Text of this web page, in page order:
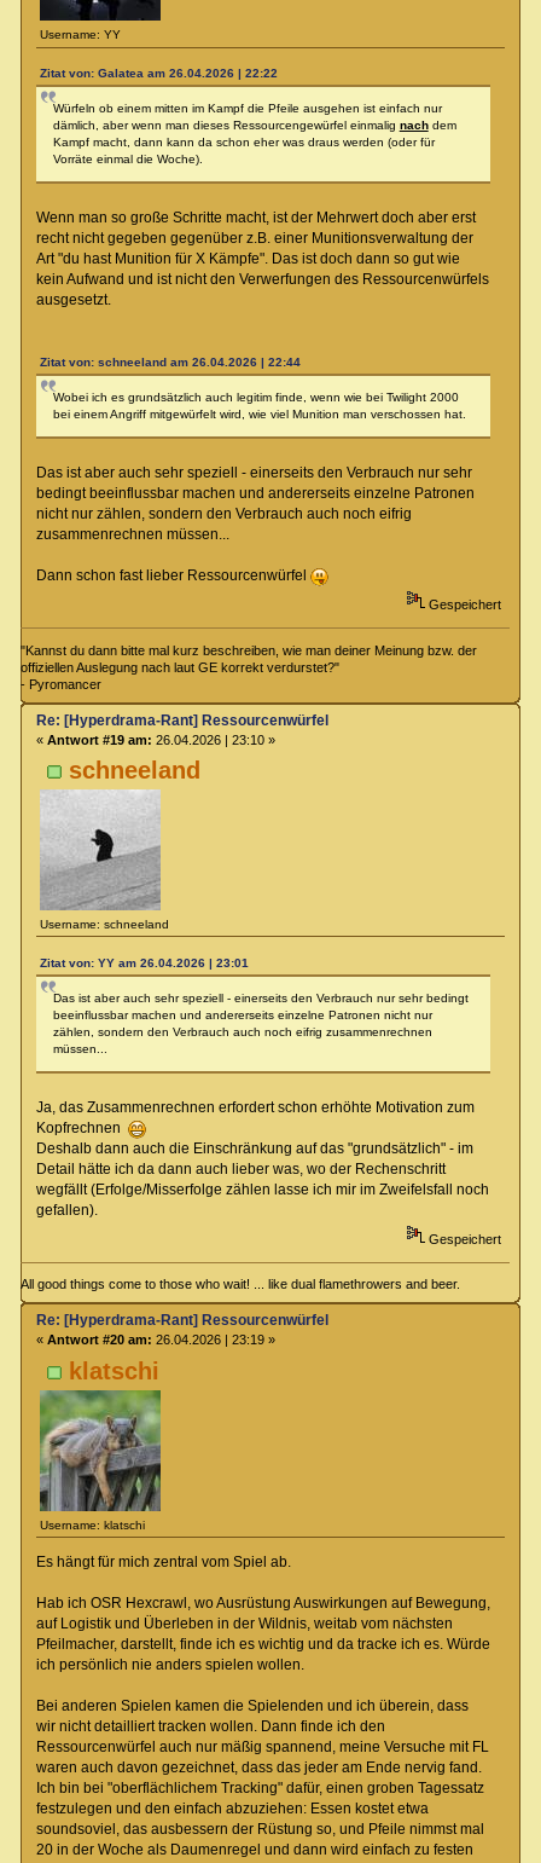
Username: YY
Zitat von: Galatea am 26.04.2026 | 22:22
Würfeln ob einem mitten im Kampf die Pfeile ausgehen ist einfach nur
dämlich, aber wenn man dieses Ressourcengewürfel einmalig nachdem
Kampf macht, dann kann da schon eher was draus werden (oder für
Vorräte einmal die Woche).
Wenn man so große Schritte macht, ist der Mehrwert doch aber erst
recht nicht gegeben gegenüber z.B. einer Munitionsverwaltung der
Art "du hast Munition für X Kämpfe". Das ist doch dann so gut wie
kein Aufwand und ist nicht den Verwerfungen des Ressourcenwürfels
ausgesetzt.
Zitat von: schneeland am 26.04.2026 | 22:44
Wobei ich es grundsätzlich auch legitim finde, wenn wie bei Twilight 2000
bei einem Angriff mitgewürfelt wird, wie viel Munition man verschossen hat.
Das ist aber auch sehr speziell - einerseits den Verbrauch nur sehr
bedingt beeinflussbar machen und andererseits einzelne Patronen
nicht nur zählen, sondern den Verbrauch auch noch eifrig
zusammenrechnen müssen...
Dann schon fast lieber Ressourcenwürfel
Gespeichert
"Kannst du dann bitte mal kurz beschreiben, wie man deiner Meinung bzw. der
offiziellen Auslegung nach laut GE korrekt verdurstet?"
- Pyromancer
schneeland
Username: schneeland
Re: [Hyperdrama-Rant] Ressourcenwürfel
« Antwort #19 am: 26.04.2026 | 23:10 »
Zitat von: YY am 26.04.2026 | 23:01
Das ist aber auch sehr speziell - einerseits den Verbrauch nur sehr bedingt
beeinflussbar machen und andererseits einzelne Patronen nicht nur
zählen, sondern den Verbrauch auch noch eifrig zusammenrechnen
müssen...
Ja, das Zusammenrechnen erfordert schon erhöhte Motivation zum
Kopfrechnen
Deshalb dann auch die Einschränkung auf das "grundsätzlich" - im
Detail hätte ich da dann auch lieber was, wo der Rechenschritt
wegfällt (Erfolge/Misserfolge zählen lasse ich mir im Zweifelsfall noch
gefallen).
Gespeichert
All good things come to those who wait! ... like dual flamethrowers and beer.
klatschi
Username: klatschi
Re: [Hyperdrama-Rant] Ressourcenwürfel
« Antwort #20 am: 26.04.2026 | 23:19 »
Es hängt für mich zentral vom Spiel ab.
Hab ich OSR Hexcrawl, wo Ausrüstung Auswirkungen auf Bewegung,
auf Logistik und Überleben in der Wildnis, weitab vom nächsten
Pfeilmacher, darstellt, finde ich es wichtig und da tracke ich es. Würde
ich persönlich nie anders spielen wollen.
Bei anderen Spielen kamen die Spielenden und ich überein, dass
wir nicht detailliert tracken wollen. Dann finde ich den
Ressourcenwürfel auch nur mäßig spannend, meine Versuche mit FL
waren auch davon gezeichnet, dass das jeder am Ende nervig fand.
Ich bin bei "oberflächlichem Tracking" dafür, einen groben Tagessatz
festzulegen und den einfach abzuziehen: Essen kostet etwa
soundsoviel, das ausbessern der Rüstung so, und Pfeile nimmst mal
20 in der Woche als Daumenregel und dann wird einfach zu festen